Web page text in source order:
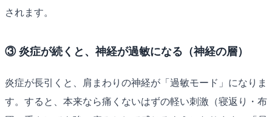
されます。
③ 炎症が続くと、神経が過敏になる（神経の層）
炎症が長引くと、肩まわりの神経が「過敏モード」になりま
す。すると、本来なら痛くないはずの軽い刺激（寝返り・布